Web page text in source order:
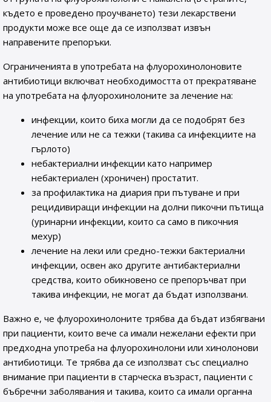
където е проведено проучването) тези лекарствени
продукти може все още да се използват извън
направените препоръки.
Ограниченията в употребата на флуорохинолоновите
антибиотици включват необходимостта от прекратяване
на употребата на флуорохинолоните за лечение на:
инфекции, които биха могли да се подобрят без
лечение или не са тежки (такива са инфекциите на
гърлото)
небактериални инфекции като например
небактериален (хроничен) простатит.
за профилактика на диария при пътуване и при
рецидивиращи инфекции на долни пикочни пътища
(уринарни инфекции, които са само в пикочния
мехур)
лечение на леки или средно-тежки бактериални
инфекции, освен ако другите антибактериални
средства, които обикновено се препоръчват при
такива инфекции, не могат да бъдат използвани.
Важно е, че флуорохинолоните трябва да бъдат избягвани
при пациенти, които вече са имали нежелани ефекти при
предходна употреба на флуорохинолони или хинолонови
антибиотици. Те трябва да се използват със специално
внимание при пациенти в старческа възраст, пациенти с
бъбречни заболявания и такива, които са имали органна